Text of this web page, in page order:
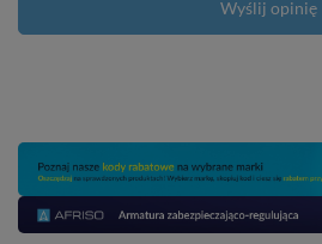
Wyślij opinię